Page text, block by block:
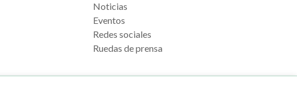
Noticias
Eventos
Redes sociales
Ruedas de prensa